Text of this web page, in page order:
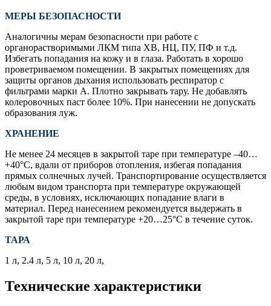
МЕРЫ БЕЗОПАСНОСТИ
Аналогичны мерам безопасности при работе с
органорастворимыми ЛКМ типа ХВ, НЦ, ПУ, ПФ и т.д.
Избегать попадания на кожу и в глаза. Работать в хорошо
проветриваемом помещении. В закрытых помещениях для
защиты органов дыхания использовать респиратор с
фильтрами марки А. Плотно закрывать тару. Не добавлять
колеровочных паст более 10%. При нанесении не допускать
образования луж.
ХРАНЕНИЕ
Не менее 24 месяцев в закрытой таре при температуре –40…
+40°С, вдали от приборов отопления, избегая попадания
прямых солнечных лучей. Транспортирование осуществляется
любым видом транспорта при температуре окружающей
среды, в условиях, исключающих попадание влаги в
материал. Перед нанесением рекомендуется выдержать в
закрытой таре при температуре +20…25°С в течение суток.
ТАРА
1 л, 2.4 л, 5 л, 10 л, 20 л,
Технические характеристики